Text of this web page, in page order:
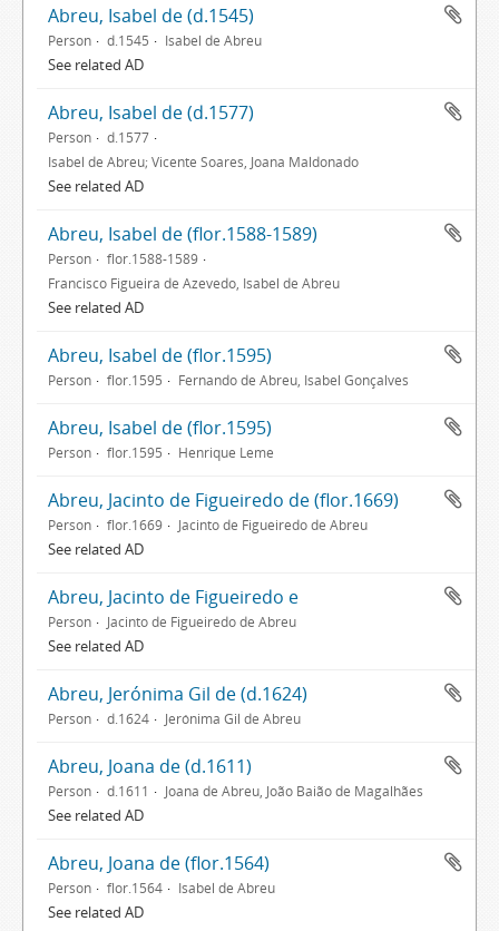
Abreu, Isabel de (d.1545)
Person d.1545 Isabel de Abreu
See related AD
Abreu, Isabel de (d.1577)
Person
d.1577
Isabel de Abreu; Vicente Soares, Joana Maldonado
See related AD
Abreu, Isabel de (flor.1588-1589)
Person
flor.1588-1589
Francisco Figueira de Azevedo, Isabel de Abreu
See related AD
Abreu, Isabel de (flor.1595)
Person flor.1595 Fernando de Abreu, Isabel Gonçalves
Abreu, Isabel de (flor.1595)
Person flor.1595 Henrique Leme
Abreu, Jacinto de Figueiredo de (flor.1669)
Person flor.1669 Jacinto de Figueiredo de Abreu
See related AD
Abreu, Jacinto de Figueiredo e
Person Jacinto de Figueiredo de Abreu
See related AD
Abreu, Jerónima Gil de (d.1624)
Person d.1624 Jerónima Gil de Abreu
Abreu, Joana de (d.1611)
Person d.1611 Joana de Abreu, João Baião de Magalhães
See related AD
Abreu, Joana de (flor.1564)
Person flor.1564 Isabel de Abreu
See related AD